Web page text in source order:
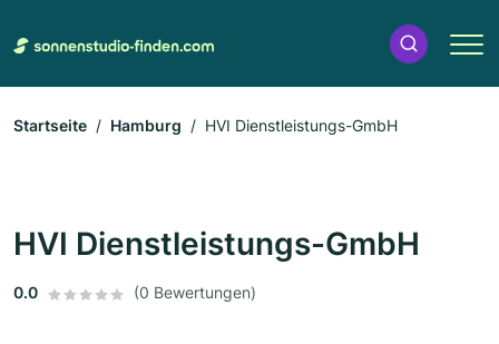
Startseite Hamburg HVI Dienstleistungs-GmbH
HVI Dienstleistungs-GmbH
0.0 (0 Bewertungen)